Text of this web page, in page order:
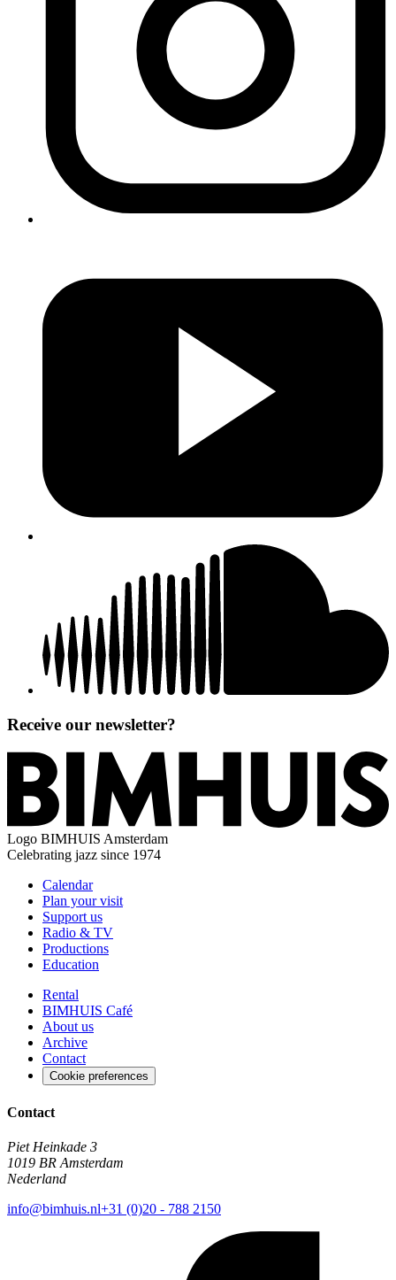
Receive our newsletter?
Logo BIMHUIS Amsterdam
Celebrating jazz since 1974
Calendar
Plan your visit
Support us
Radio & TV
Productions
Education
Rental
BIMHUIS Café
About us
Archive
Contact
Cookie preferences
Contact
Piet Heinkade 3
1019 BR Amsterdam
Nederland
info@bimhuis.nl+31 (0)20 - 788 2150